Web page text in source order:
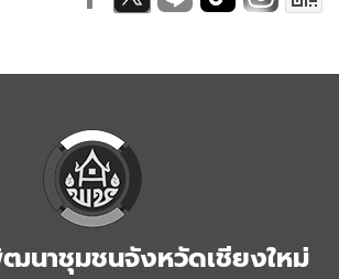
นาชุมชนจังหวัดเชียงใหม่